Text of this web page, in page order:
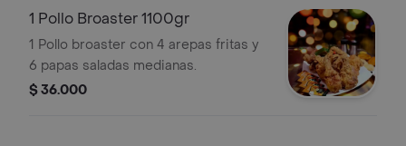
1 Pollo Broaster 1100gr
1 Pollo broaster con 4 arepas fritas y
6 papas saladas medianas.
$ 36.000